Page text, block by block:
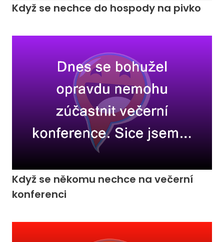
Když se nechce do hospody na pivko
Když se někomu nechce na večerní
konferenci